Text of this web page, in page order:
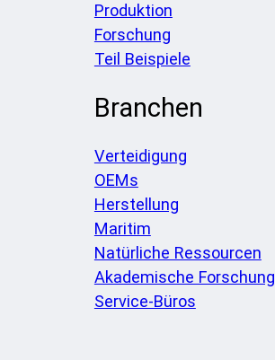
Produktion
Forschung
Teil Beispiele
Branchen
Verteidigung
OEMs
Herstellung
Maritim
Natürliche Ressourcen
Akademische Forschung
Service-Büros